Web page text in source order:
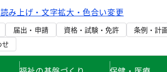
み上げ・文字拡大・色合い変更
届出・申請 資格・試験・免許 条例・計